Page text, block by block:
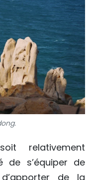
relativement
de s’équiper de
de la